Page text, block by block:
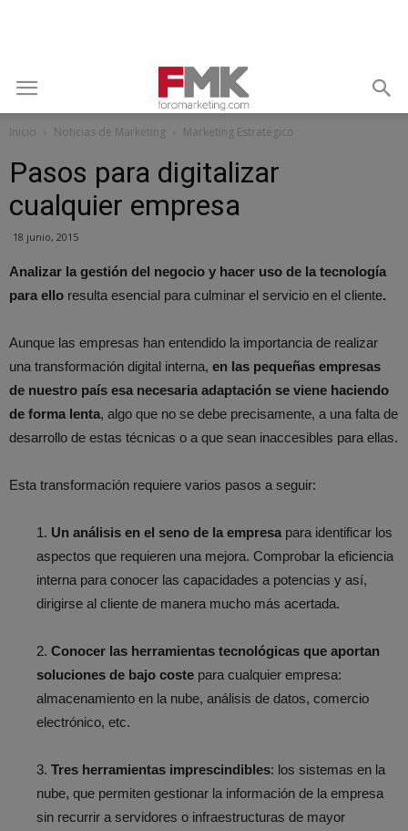
Inicio Noticias de Marketing Marketing Estratégico
Pasos para digitalizar
cualquier empresa
18 junio, 2015
Analizar la gestión del negocio y hacer uso de la tecnología
para ello resulta esencial para culminar el servicio en el cliente.
Aunque las empresas han entendido la importancia de realizar
una transformación digital interna, en las pequeñas empresas
de nuestro país esa necesaria adaptación se viene haciendo
de forma lenta, algo que no se debe precisamente, a una falta de
desarrollo de estas técnicas o a que sean inaccesibles para ellas.
Esta transformación requiere varios pasos a seguir:
1. Un análisis en el seno de la empresa para identificar los
aspectos que requieren una mejora. Comprobar la eficiencia
interna para conocer las capacidades a potencias y así,
dirigirse al cliente de manera mucho más acertada.
2. Conocer las herramientas tecnológicas que aportan
soluciones de bajo coste para cualquier empresa:
almacenamiento en la nube, análisis de datos, comercio
electrónico, etc.
3. Tres herramientas imprescindibles: los sistemas en la
nube, que permiten gestionar la información de la empresa
sin recurrir a servidores o infraestructuras de mayor